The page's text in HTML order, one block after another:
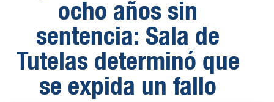
ocho años sin
sentencia: Sala de
Tutelas determinó que
se expida un fallo